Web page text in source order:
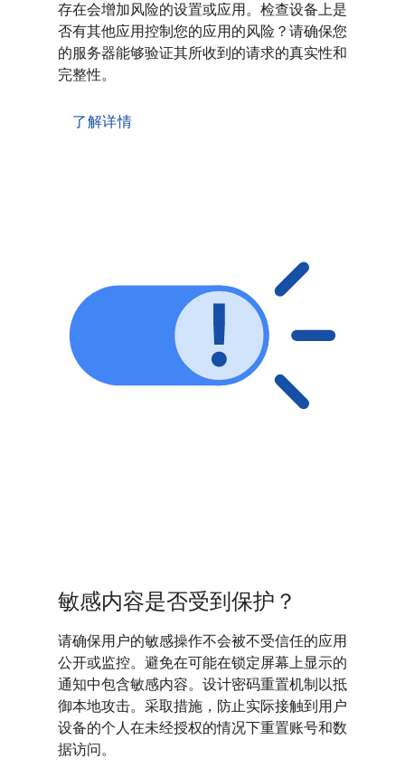
存在会增加风险的设置或应用。检查设备上是
否有其他应用控制您的应用的风险？请确保您
的服务器能够验证其所收到的请求的真实性和
完整性。
了解详情
敏感内容是否受到保护？
请确保用户的敏感操作不会被不受信任的应用
公开或监控。避免在可能在锁定屏幕上显示的
通知中包含敏感内容。设计密码重置机制以抵
御本地攻击。采取措施，防止实际接触到用户
设备的个人在未经授权的情况下重置账号和数
据访问。